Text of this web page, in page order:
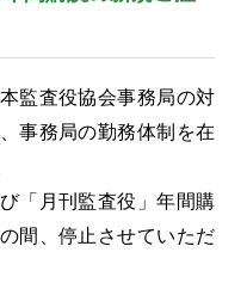
監査役協会事務局の対
事務局の勤務体制を在
「月刊監査役」年間購
間、停止させていただ